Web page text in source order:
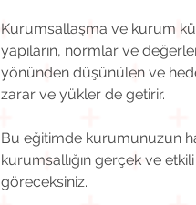
Kurumsallaşma ve kurum
yapıların, normlar ve
yönünden düşünülen ve
zarar ve yükler de getirir.
Bu eğitimde kurumunuzun
kurumsallığın gerçek ve
göreceksiniz.